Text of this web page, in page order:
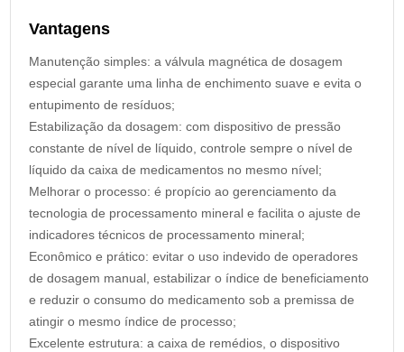
Vantagens
Manutenção simples: a válvula magnética de dosagem
especial garante uma linha de enchimento suave e evita o
entupimento de resíduos;
Estabilização da dosagem: com dispositivo de pressão
constante de nível de líquido, controle sempre o nível de
líquido da caixa de medicamentos no mesmo nível;
Melhorar o processo: é propício ao gerenciamento da
tecnologia de processamento mineral e facilita o ajuste de
indicadores técnicos de processamento mineral;
Econômico e prático: evitar o uso indevido de operadores
de dosagem manual, estabilizar o índice de beneficiamento
e reduzir o consumo do medicamento sob a premissa de
atingir o mesmo índice de processo;
Excelente estrutura: a caixa de remédios, o dispositivo